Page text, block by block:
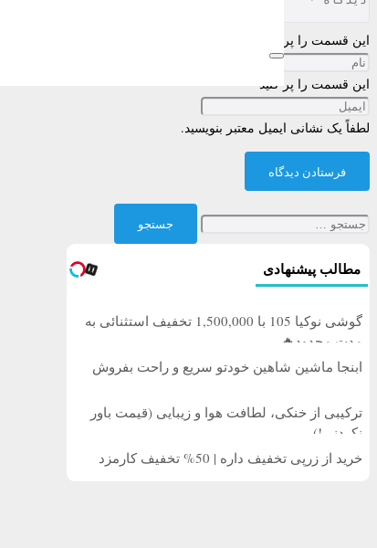
این قسمت را پر کنید
این قسمت را پر کنید
لطفاً یک نشانی ایمیل معتبر بنویسید.
فرستادن دیدگاه
جستجو
برای:
مطالب پیشنهادی
گوشی نوکیا 105 با 1,500,000 تخفیف استثنائی به
مدت محدود🔥
ابنجا ماشین شاهین خودتو سریع و راحت بفروش
ترکیبی از خنکی، لطافت هوا و زیبایی (قیمت باور
نکردنی!)
خرید از زرپی تخفیف داره | 50% تخفیف کارمزد